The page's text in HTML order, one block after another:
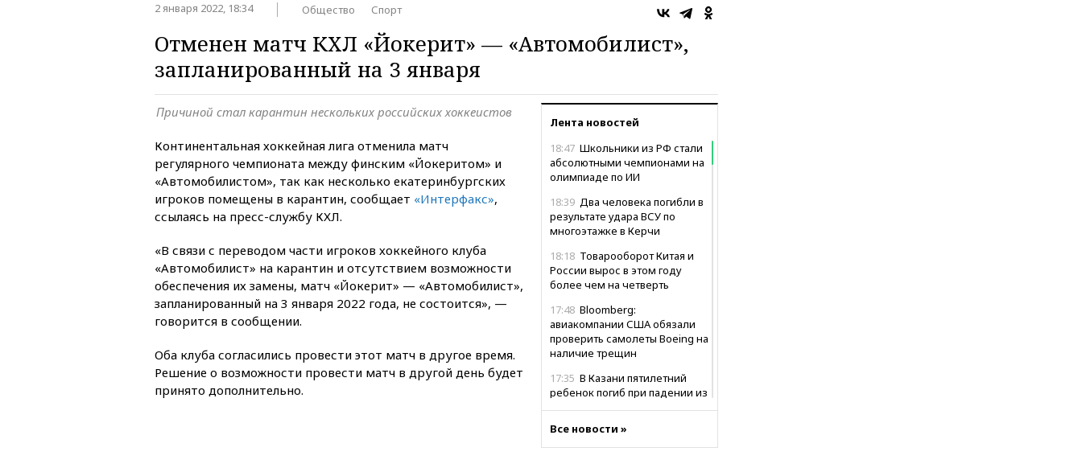
2 января 2022, 18:34 Общество Спорт
Отменен матч КХЛ «Йокерит» — «Автомобилист»,
запланированный на 3 января
Лента новостей
18:47 Школьники из РФ стали
абсолютными чемпионами на
олимпиаде по ИИ
18:39 Два человека погибли в
результате удара ВСУ по
многоэтажке в Керчи
18:18 Товарооборот Китая и
России вырос в этом году
более чем на четверть
17:48 Bloomberg:
авиакомпании США обязали
проверить самолеты Boeing на
наличие трещин
17:35 В Казани пятилетний
ребенок погиб при падении из
17:17 Bloomberg:
киберкомандование США
Все новости »
Причиной стал карантин нескольких российских хоккеистов
Континентальная хоккейная лига отменила матч
регулярного чемпионата между финским «Йокеритом» и
«Автомобилистом», так как несколько екатеринбургских
игроков помещены в карантин, сообщает «Интерфакс»,
ссылаясь на пресс-службу КХЛ.
«В связи с переводом части игроков хоккейного клуба
«Автомобилист» на карантин и отсутствием возможности
обеспечения их замены, матч «Йокерит» — «Автомобилист»,
запланированный на 3 января 2022 года, не состоится», —
говорится в сообщении.
Оба клуба согласились провести этот матч в другое время.
Решение о возможности провести матч в другой день будет
принято дополнительно.